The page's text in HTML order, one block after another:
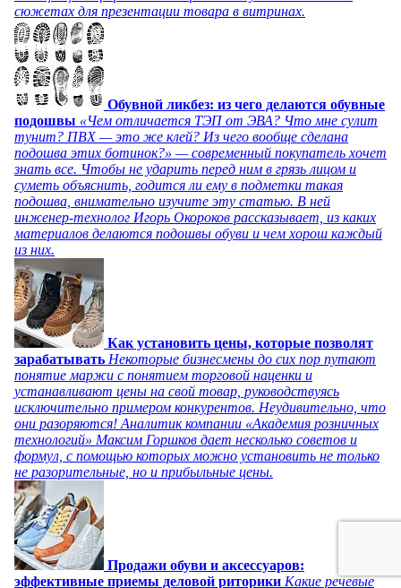
сюжетах для презентации товара в витринах.
Обувной ликбез: из чего делаются обувные
подошвы «Чем отличается ТЭП от ЭВА? Что мне сулит
тунит? ПВХ — это же клей? Из чего вообще сделана
подошва этих ботинок?» — современный покупатель хочет
знать все. Чтобы не ударить перед ним в грязь лицом и
суметь объяснить, годится ли ему в подметки такая
подошва, внимательно изучите эту статью. В ней
инженер-технолог Игорь Окороков рассказывает, из каких
материалов делаются подошвы обуви и чем хорош каждый
из них.
Как установить цены, которые позволят
зарабатывать Некоторые бизнесмены до сих пор путают
понятие маржи с понятием торговой наценки и
устанавливают цены на свой товар, руководствуясь
исключительно примером конкурентов. Неудивительно, что
они разоряются! Аналитик компании «Академия розничных
технологий» Максим Горшков дает несколько советов и
формул, с помощью которых можно установить не только
не разорительные, но и прибыльные цены.
Продажи обуви и аксессуаров:
эффективные приемы деловой риторики Какие речевые